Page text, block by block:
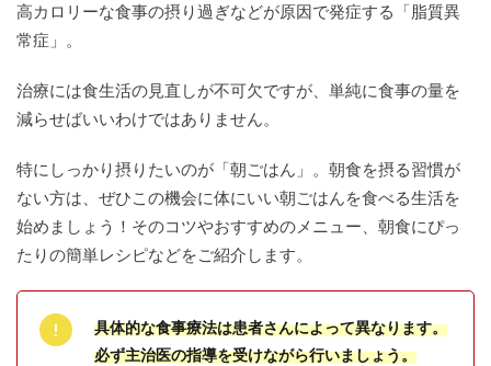
高カロリーな食事の摂り過ぎなどが原因で発症する「脂質異
常症」。
治療には食生活の見直しが不可欠ですが、単純に食事の量を
減らせばいいわけではありません。
特にしっかり摂りたいのが「朝ごはん」。朝食を摂る習慣が
ない方は、ぜひこの機会に体にいい朝ごはんを食べる生活を
始めましょう！そのコツやおすすめのメニュー、朝食にぴっ
たりの簡単レシピなどをご紹介します。
具体的な食事療法は患者さんによって異なります。
必ず主治医の指導を受けながら行いましょう。